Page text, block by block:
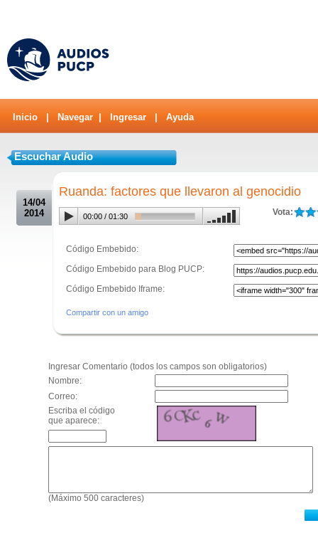
Inicio Navegar Ingresar Ayuda
Escuchar Audio
14/04
2014
Ruanda: factores que llevaron al genocidio
Vota:
00:00 / 01:30
Código Embebido:
Código Embebido para Blog PUCP:
Código Embebido Iframe:
Compartir con un amigo
Ingresar Comentario (todos los campos son obligatorios)
Nombre:
Correo:
Escriba el código
que aparece:
(Máximo 500 caracteres)